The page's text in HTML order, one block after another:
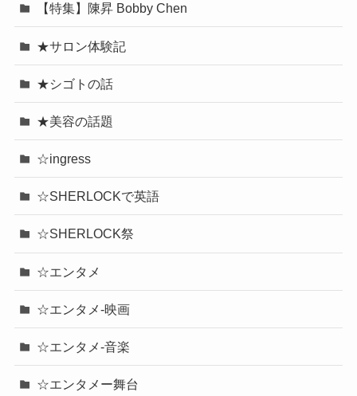
【特集】陳昇 Bobby Chen
★サロン体験記
★シゴトの話
★美容の話題
☆ingress
☆SHERLOCKで英語
☆SHERLOCK祭
☆エンタメ
☆エンタメ-映画
☆エンタメ-音楽
☆エンタメー舞台